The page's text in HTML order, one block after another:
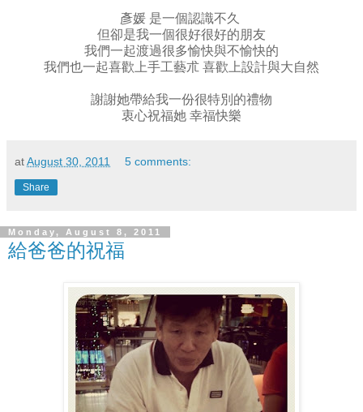
彥媛 是一個認識不久
但卻是我一個很好很好的朋友
我們一起渡過很多愉快與不愉快的
我們也一起喜歡上手工藝朮 喜歡上設計與大自然
謝謝她帶給我一份很特別的禮物
衷心祝福她 幸福快樂
atAugust 30, 2011 5 comments:
Share
Monday, August 8, 2011
給爸爸的祝福